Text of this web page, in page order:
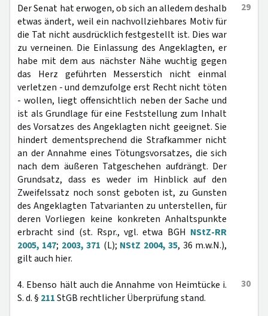
29
Der Senat hat erwogen, ob sich an alledem deshalb
etwas ändert, weil ein nachvollziehbares Motiv für
die Tat nicht ausdrücklich festgestellt ist. Dies war
zu verneinen. Die Einlassung des Angeklagten, er
habe mit dem aus nächster Nähe wuchtig gegen
das Herz geführten Messerstich nicht einmal
verletzen - und demzufolge erst Recht nicht töten
- wollen, liegt offensichtlich neben der Sache und
ist als Grundlage für eine Feststellung zum Inhalt
des Vorsatzes des Angeklagten nicht geeignet. Sie
hindert dementsprechend die Strafkammer nicht
an der Annahme eines Tötungsvorsatzes, die sich
nach dem äußeren Tatgeschehen aufdrängt. Der
Grundsatz, dass es weder im Hinblick auf den
Zweifelssatz noch sonst geboten ist, zu Gunsten
des Angeklagten Tatvarianten zu unterstellen, für
deren Vorliegen keine konkreten Anhaltspunkte
erbracht sind (st. Rspr., vgl. etwa BGH NStZ-RR
2005, 147; 2003, 371 (L); NStZ 2004, 35, 36 m.w.N.),
gilt auch hier.
30
4. Ebenso hält auch die Annahme von Heimtücke i.
S. d. § 211StGB rechtlicher Überprüfung stand.